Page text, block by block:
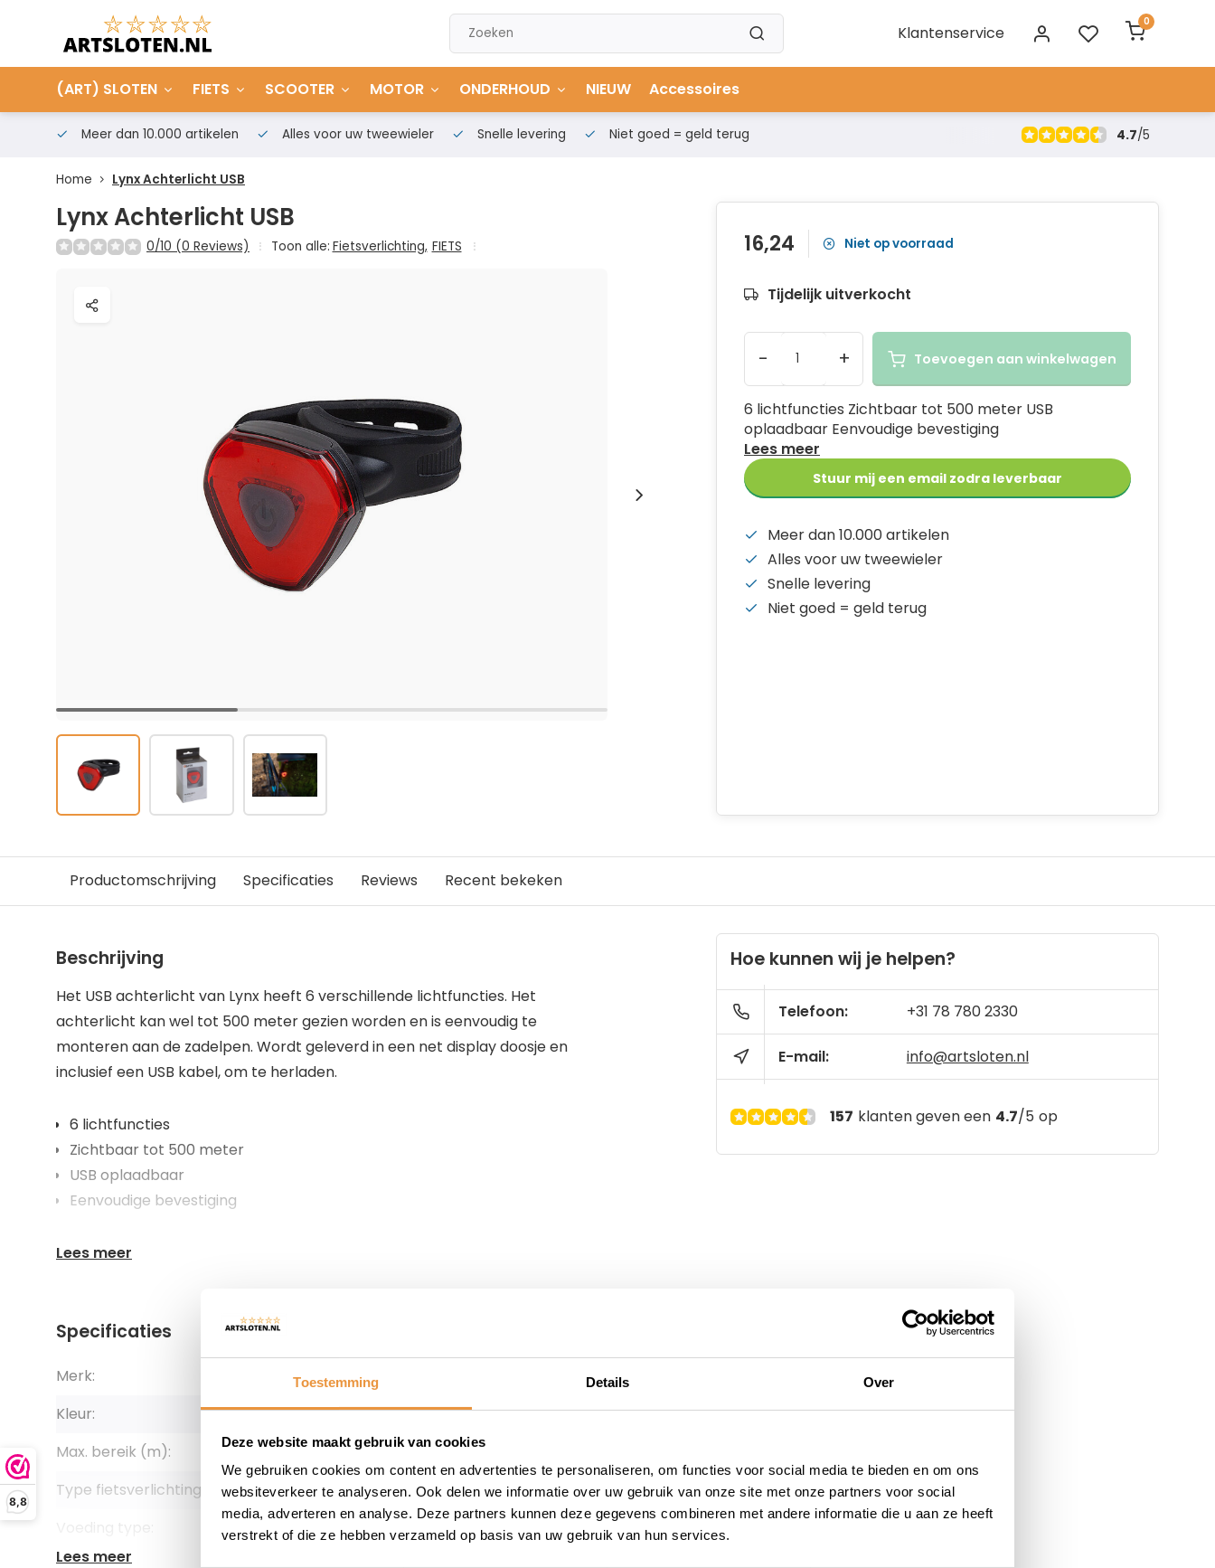
Toestemming Details Over
Deze website maakt gebruik van cookies
We gebruiken cookies om content en advertenties te personaliseren, om functies voor social media te bieden en om ons
websiteverkeer te analyseren. Ook delen we informatie over uw gebruik van onze site met onze partners voor social
media, adverteren en analyse. Deze partners kunnen deze gegevens combineren met andere informatie die u aan ze heeft
verstrekt of die ze hebben verzameld op basis van uw gebruik van hun services.
8,8
Klantenservice
0
(ART) SLOTEN FIETS SCOOTER MOTOR ONDERHOUD NIEUW Accessoires
Meer dan 10.000 artikelen Alles voor uw tweewieler Snelle levering Niet goed = geld terug 4.7/5
Home Lynx Achterlicht USB
Lynx Achterlicht USB
0/10 (0 Reviews) Toon alle: Fietsverlichting, FIETS 16,24 Niet op voorraad
Tijdelijk uitverkocht
- + Toevoegen aan winkelwagen
6 lichtfuncties Zichtbaar tot 500 meter USB
oplaadbaar Eenvoudige bevestiging
Lees meer
Stuur mij een email zodra leverbaar
Meer dan 10.000 artikelen
Alles voor uw tweewieler
Snelle levering
Niet goed = geld terug
Productomschrijving Specificaties Reviews Recent bekeken
Beschrijving
Het USB achterlicht van Lynx heeft 6 verschillende lichtfuncties. Het
achterlicht kan wel tot 500 meter gezien worden en is eenvoudig te
monteren aan de zadelpen. Wordt geleverd in een net display doosje en
inclusief een USB kabel, om te herladen.
6 lichtfuncties
Zichtbaar tot 500 meter
USB oplaadbaar
Eenvoudige bevestiging
Lees meer
Specificaties
Merk:
LYNX
Kleur:
Rood
Max. bereik (m):
500
Type fietsverlichting:
Achterlicht
Accu
Lees meer
Hoe kunnen wij je helpen?
Telefoon: +31 78 780 2330
E-mail: info@artsloten.nl
157 klanten geven een 4.7/5 op